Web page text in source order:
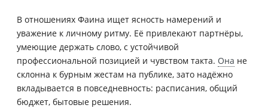
В отношениях Фаина ищет ясность намерений и
уважение к личному ритму. Её привлекают партнёры,
умеющие держать слово, с устойчивой
профессиональной позицией и чувством такта. Она не
склонна к бурным жестам на публике, зато надёжно
вкладывается в повседневность: расписания, общий
бюджет, бытовые решения.